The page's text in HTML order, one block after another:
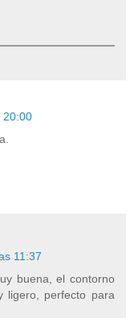
20:00
11:37
buena, el contorno
ligero, perfecto para